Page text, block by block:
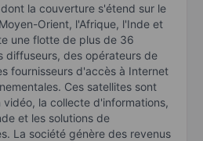
la couverture s'étend sur le
Orient, l'Afrique, l'Inde et
une flotte de plus de 36
diffuseurs, des opérateurs de
fournisseurs d'accès à Internet
Ces satellites sont
la collecte d'informations,
et les solutions de
La société génère des revenus